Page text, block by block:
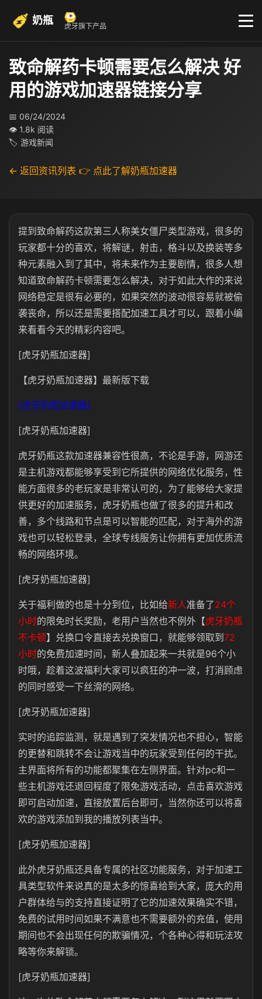
奶瓶 虎牙旗下产品
致命解药卡顿需要怎么解决 好
用的游戏加速器链接分享
📅 06/24/2024
👁 1.8k 阅读
🏷 游戏新闻
← 返回资讯列表 👉 点此了解奶瓶加速器
提到致命解药这款第三人称美女僵尸类型游戏，很多的
玩家都十分的喜欢，将解谜，射击，格斗以及换装等多
种元素融入到了其中，将未来作为主要剧情，很多人想
知道致命解药卡顿需要怎么解决，对于如此大作的来说
网络稳定是很有必要的，如果突然的波动很容易就被偷
袭丧命，所以还是需要搭配加速工具才可以，跟着小编
来看看今天的精彩内容吧。
[虎牙奶瓶加速器]
【虎牙奶瓶加速器】最新版下载
[虎牙奶瓶加速器]
[虎牙奶瓶加速器]
虎牙奶瓶这款加速器兼容性很高，不论是手游，网游还
是主机游戏都能够享受到它所提供的网络优化服务，性
能方面很多的老玩家是非常认可的，为了能够给大家提
供更好的加速服务，虎牙奶瓶也做了很多的提升和改
善，多个线路和节点是可以智能的匹配，对于海外的游
戏也可以轻松登录，全球专线服务让你拥有更加优质流
畅的网络环境。
[虎牙奶瓶加速器]
关于福利做的也是十分到位，比如给新人准备了24个
小时的限免时长奖励，老用户当然也不例外【虎牙奶瓶
不卡顿】兑换口令直接去兑换窗口，就能够领取到 72
小时的免费加速时间，新人叠加起来一共就是96个小
时哦，趁着这波福利大家可以疯狂的冲一波，打消顾虑
的同时感受一下丝滑的网络。
[虎牙奶瓶加速器]
实时的追踪监测，就是遇到了突发情况也不担心，智能
的更替和跳转不会让游戏当中的玩家受到任何的干扰。
主界面将所有的功能都聚集在左侧界面。针对pc和一
些主机游戏还退回程度了限免游戏活动，点击喜欢游戏
即可启动加速，直接放置后台即可，当然你还可以将喜
欢的游戏添加到我的播放列表当中。
[虎牙奶瓶加速器]
此外虎牙奶瓶还具备专属的社区功能服务，对于加速工
具类型软件来说真的是太多的惊喜给到大家，庞大的用
户群体给与的支持直接证明了它的加速效果确实不错，
免费的试用时间如果不满意也不需要额外的充值，使用
期间也不会出现任何的欺骗情况，个各种心得和玩法攻
略等你来解锁。
[虎牙奶瓶加速器]